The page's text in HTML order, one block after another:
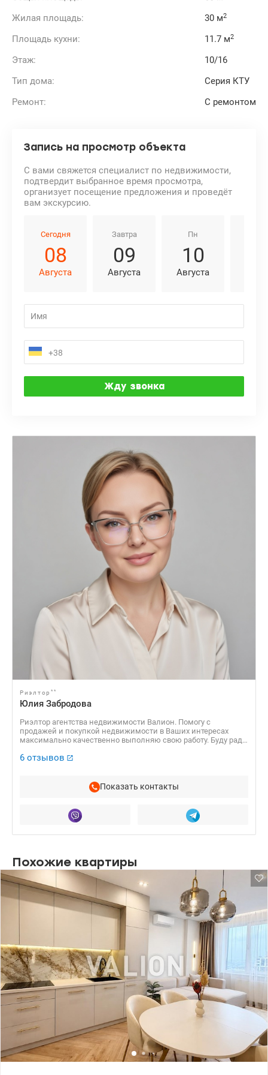
благоустроенное Святошинское озеро и ЖК Адмирал с
В пешей доступности работают детские сады и школы.
пешком за 20 минут или доехать на авто за 3 минуты.
транспорта.
Цена: 102000у.е. 0991932390 Юлия valion.ua/1151903
Жилая площадь: 30 м2
Площадь кухни: 11.7 м2
Этаж:
10/16
Тип дома:
Серия КТУ
Ремонт:
С ремонтом
Запись на просмотр объекта
С вами свяжется специалист по недвижимости,
подтвердит выбранное время просмотра,
организует посещение предложения и проведёт
вам экскурсию.
Сегодня
08
Августа
Завтра
09
Августа
Пн
10
Августа
Риэлтор **
Юлия Забродова
Риэлтор агентства недвижимости Валион. Помогу с
продажей и покупкой недвижимости в Ваших интересах
максимально качественно выполняю свою работу. Буду рада
6 отзывов
Показать контакты
Похожие квартиры